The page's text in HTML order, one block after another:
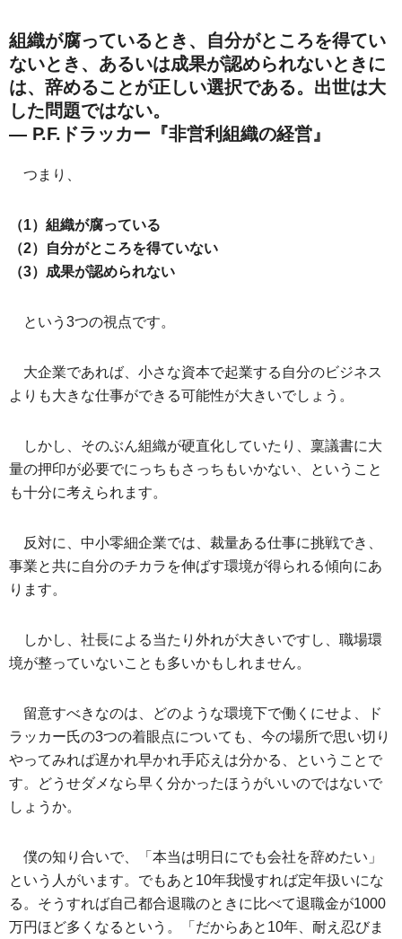
組織が腐っているとき、自分がところを得てい
ないとき、あるいは成果が認められないときに
は、辞めることが正しい選択である。出世は大
した問題ではない。
― P.F.ドラッカー『非営利組織の経営』
つまり、
（1）組織が腐っている
（2）自分がところを得ていない
（3）成果が認められない
という3つの視点です。
大企業であれば、小さな資本で起業する自分のビジネス
よりも大きな仕事ができる可能性が大きいでしょう。
しかし、そのぶん組織が硬直化していたり、稟議書に大
量の押印が必要でにっちもさっちもいかない、ということ
も十分に考えられます。
反対に、中小零細企業では、裁量ある仕事に挑戦でき、
事業と共に自分のチカラを伸ばす環境が得られる傾向にあ
ります。
しかし、社長による当たり外れが大きいですし、職場環
境が整っていないことも多いかもしれません。
留意すべきなのは、どのような環境下で働くにせよ、ド
ラッカー氏の3つの着眼点についても、今の場所で思い切り
やってみれば遅かれ早かれ手応えは分かる、ということで
す。どうせダメなら早く分かったほうがいいのではないで
しょうか。
僕の知り合いで、「本当は明日にでも会社を辞めたい」
という人がいます。でもあと10年我慢すれば定年扱いにな
る。そうすれば自己都合退職のときに比べて退職金が1000
万円ほど多くなるという。「だからあと10年、耐え忍びま